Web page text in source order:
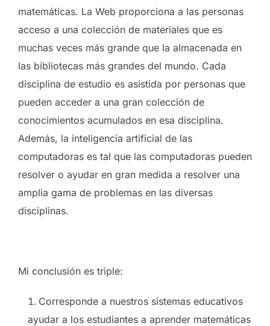
matemáticas. La Web proporciona a las personas
acceso a una colección de materiales que es
muchas veces más grande que la almacenada en
las bibliotecas más grandes del mundo. Cada
disciplina de estudio es asistida por personas que
pueden acceder a una gran colección de
conocimientos acumulados en esa disciplina.
Además, la inteligencia artificial de las
computadoras es tal que las computadoras pueden
resolver o ayudar en gran medida a resolver una
amplia gama de problemas en las diversas
disciplinas.
Mi conclusión es triple:
Corresponde a nuestros sistemas educativos
ayudar a los estudiantes a aprender matemáticas